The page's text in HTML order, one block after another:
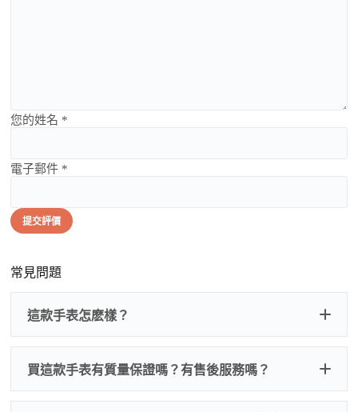
您的姓名 *
電子郵件 *
提交評價
常見問題
這款手表怎麽樣？
買這款手表有質量保證嗎？有售後服務嗎？